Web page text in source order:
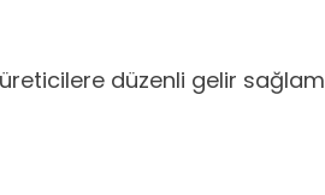
düzenli gelir